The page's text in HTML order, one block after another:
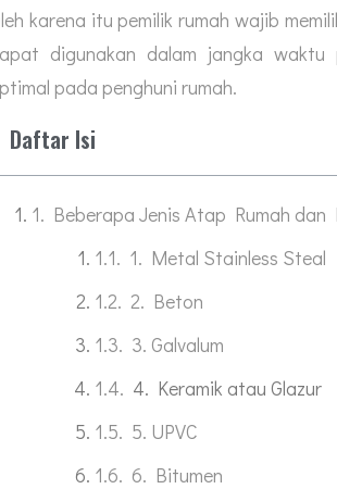
karena itu pemilik rumah wajib
digunakan dalam jangka waktu
pada penghuni rumah.
Daftar Isi
Beberapa Jenis Atap Rumah
1. Metal Stainless Steal
2. Beton
3. Galvalum
4. Keramik atau Glazur
5. UPVC
6. Bitumen